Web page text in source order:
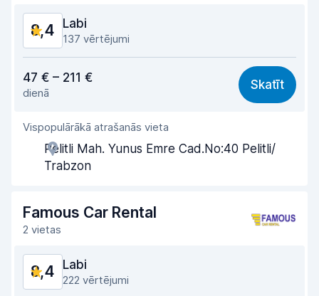
Automašīnas stāvoklis
8,4 Labi
137 vērtējumi
7,5
Viegli atrast 8,4
Aģentu atbalsts
Saņemšanas ātrums
Auto tīrība 8,9
Automašīnas stāvoklis
47 € – 211 €
dienā
Skatīt
Vispopulārākā atrašanās vieta
Pelitli Mah. Yunus Emre Cad.No:40 Pelitli/
Trabzon
Famous Car Rental
2 vietas
8,4 Labi
222 vērtējumi